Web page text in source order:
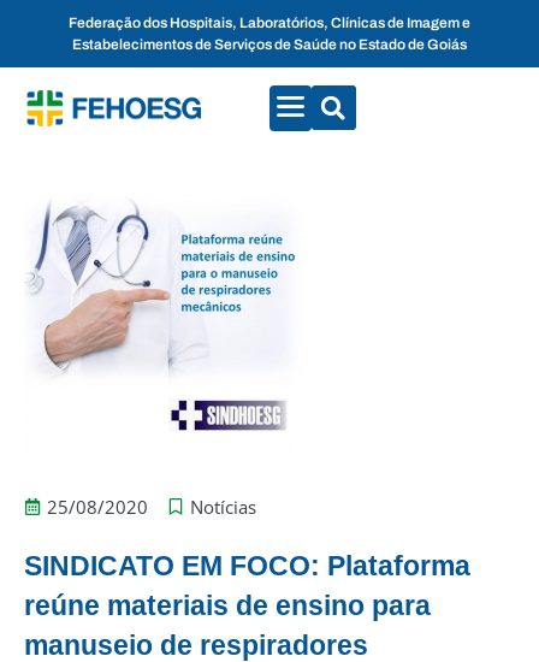
Federação dos Hospitais, Laboratórios, Clínicas de Imagem e
Estabelecimentos de Serviços de Saúde no Estado de Goiás
25/08/2020 Notícias
SINDICATO EM FOCO: Plataforma
reúne materiais de ensino para
manuseio de respiradores